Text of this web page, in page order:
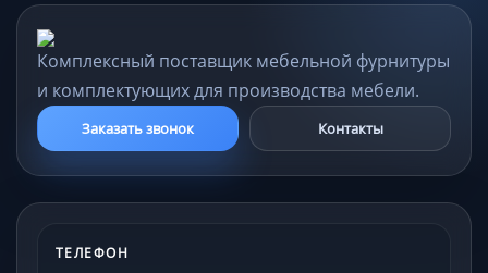
Комплексный поставщик мебельной фурнитуры
и комплектующих для производства мебели.
Заказать звонок Контакты
ТЕЛЕФОН